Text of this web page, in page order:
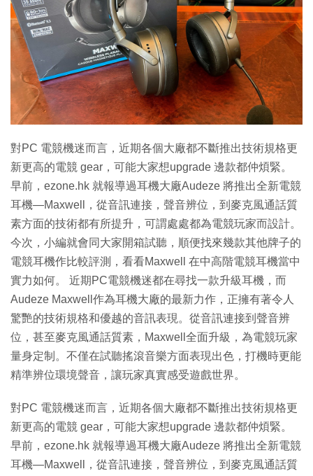
對PC 電競機迷而言，近期各個大廠都不斷推出技術規格更
新更高的電競 gear，可能大家想upgrade 邊款都仲煩緊。
早前，ezone.hk 就報導過耳機大廠Audeze 將推出全新電競
耳機—Maxwell，從音訊連接，聲音辨位，到麥克風通話質
素方面的技術都有所提升，可謂處處都為電競玩家而設計。
今次，小編就會同大家開箱試聽，順便找來幾款其他牌子的
電競耳機作比較評測，看看Maxwell 在中高階電競耳機當中
實力如何。 近期PC電競機迷都在尋找一款升級耳機，而
Audeze Maxwell作為耳機大廠的最新力作，正擁有著令人
驚艷的技術規格和優越的音訊表現。從音訊連接到聲音辨
位，甚至麥克風通話質素，Maxwell全面升級，為電競玩家
量身定制。不僅在試聽搖滾音樂方面表現出色，打機時更能
精準辨位環境聲音，讓玩家真實感受遊戲世界。
對PC 電競機迷而言，近期各個大廠都不斷推出技術規格更
新更高的電競 gear，可能大家想upgrade 邊款都仲煩緊。
早前，ezone.hk 就報導過耳機大廠Audeze 將推出全新電競
耳機—Maxwell，從音訊連接，聲音辨位，到麥克風通話質